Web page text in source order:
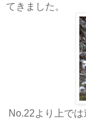
てきました。
No.22より上では